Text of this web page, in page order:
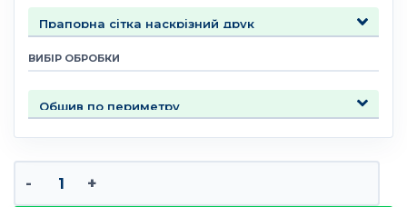
ВИБІР ОБРОБКИ